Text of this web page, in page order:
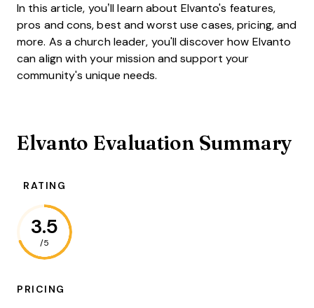
In this article, you’ll learn about Elvanto's features,
pros and cons, best and worst use cases, pricing, and
more. As a church leader, you'll discover how Elvanto
can align with your mission and support your
community's unique needs.
Elvanto Evaluation Summary
RATING
3.5
/5
PRICING